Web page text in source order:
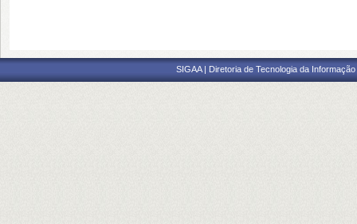
SIGAA | Diretoria de Tecnologia da